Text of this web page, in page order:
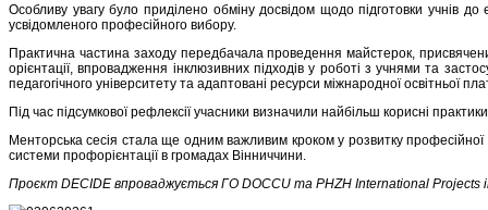
Особливу увагу було приділено обміну досвідом щодо підготовки учнів
усвідомленого професійного вибору.
Практична частина заходу передбачала проведення майстерок,
орієнтації, впровадження інклюзивних підходів у роботі з учнями та
педагогічного університету та адаптовані ресурси міжнародної освітньої
Під час підсумкової рефлексії учасники визначили найбільш корисні
Менторська сесія стала ще одним важливим кроком у розвитку професійної
системи профорієнтації в громадах Вінниччини.
Проєкт DECIDE впроваджується ГО DOCCU та PHZH International Projects